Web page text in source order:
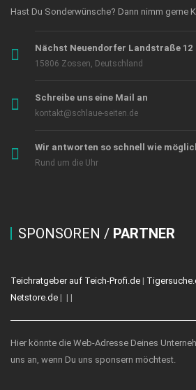
Hast Du Sonderwünsche? Dann nimm gerne
Nächst Neuendorfer Landstraße 12
15806 Zossen, Deutschland
Schreibe uns eine Mail an
kontakt@schlaue-seiten.de
Wir antworten so schnell wie
Rund um die Uhr
SPONSOREN / PARTNER
Teichratgeber auf Teich-Profi.de |
Netstore.de | | |
Hier könnte die Web-Adresse Deines
uns an, wenn Du uns sponsern möchtest.